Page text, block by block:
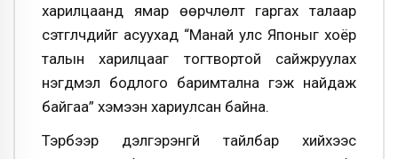
харилцаанд ямар өөрчлөлт гаргах талаар
сэтгүүлчдийг асуухад “Манай улс Японыг хоёр
талын харилцааг тогтвортой сайжруулах
нэгдмэл бодлого баримтална гэж найдаж
байгаа” хэмээн хариулсан байна.
Тэрбээр дэлгэрэнгүй тайлбар хийхээс